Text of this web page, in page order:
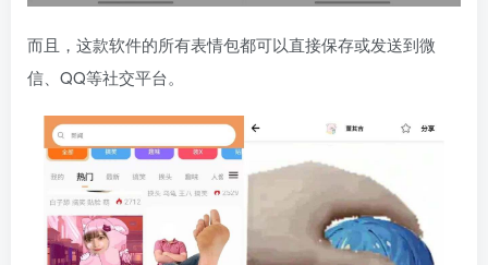
而且，这款软件的所有表情包都可以直接保存或发送到微
信、QQ等社交平台。